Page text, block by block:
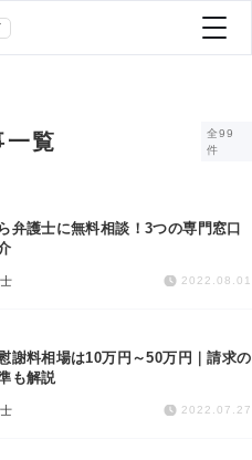
へ
一覧
全99
件
弁護士に無料相談！3つの専門窓口
2022.08.01
謝料相場は10万円～50万円｜請求の
も解説
2022.07.27